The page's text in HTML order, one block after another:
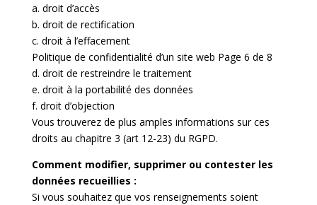
a. droit d’accès
b. droit de rectification
c. droit à l’effacement
Politique de confidentialité d’un site web Page 6 de 8
d. droit de restreindre le traitement
e. droit à la portabilité des données
f. droit d’objection
Vous trouverez de plus amples informations sur ces
droits au chapitre 3 (art 12-23) du RGPD.
Comment modifier, supprimer ou contester les
données recueillies :
Si vous souhaitez que vos renseignements soient